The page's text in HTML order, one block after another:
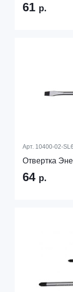
61 р.
Арт. 10400-02-
Отвертка
64 р.